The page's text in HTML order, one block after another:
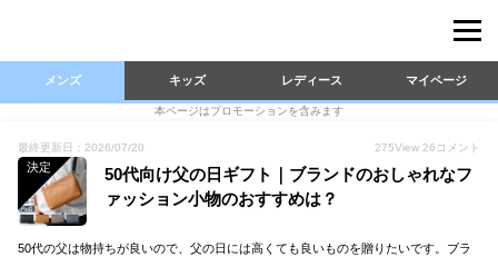
メンズ キッズ レディース マイページ
本ページはプロモーションを含みます
最終更新日：2026/07/20 275View 26 コメント
決定
50代向け父の日ギフト｜ブランドのおしゃれなフ
ァッション小物のおすすめは？
50代の父は物持ちが良いので、父の日には高くても良いものを贈りたいです。ブラ